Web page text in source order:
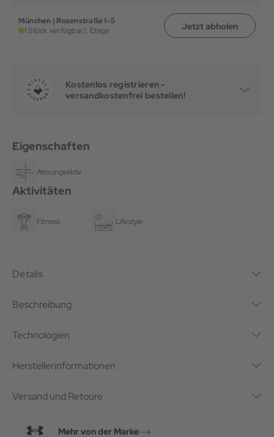
München | Rosenstraße 1-5
1 Stück verfügbar,1. Etage Jetzt abholen
Kostenlos registrieren -
versandkostenfrei bestellen!
Eigenschaften
Atmungsaktiv
Aktivitäten
Fitness Lifestyle
Details
Beschreibung
Technologien
Herstellerinformationen
Versand und Retoure
Mehr von der Marke